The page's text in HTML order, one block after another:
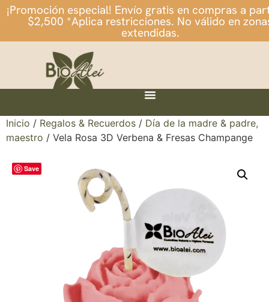
¡Promoción especial! Envío gratis en compras a
$2,500 *Aplica restricciones. No válido en
extendidas.
Inicio / Regalos & Recuerdos / Día de la madre & padre,
maestro / Vela Rosa 3D Verbena & Fresas Champange
Save